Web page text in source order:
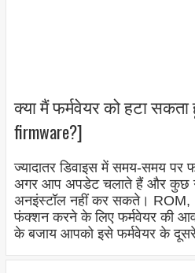
क्या मैं फर्मवेयर को हटा सकता
firmware?]
ज्यादातर डिवाइस में समय-समय पर
अगर आप अपडेट चलाते हैं और कुछ
अनइंस्टॉल नहीं कर सकते।
फंक्शन करने के लिए फर्मवेयर की
के बजाय आपको इसे फर्मवेयर के दूसरे